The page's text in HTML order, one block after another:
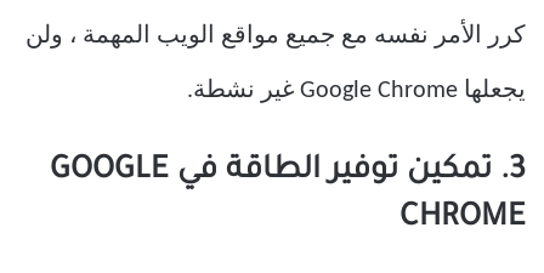
كرر الأمر نفسه مع جميع مواقع الويب المهمة ، ولن
يجعلها Google Chrome غير نشطة.
3. تمكين توفير الطاقة في GOOGLE
CHROME